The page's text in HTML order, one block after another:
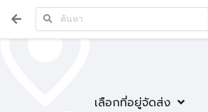
เลือกที่อยู่จัดส่ง